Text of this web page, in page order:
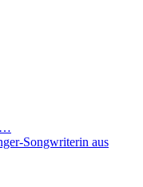
…
Songwriterin aus